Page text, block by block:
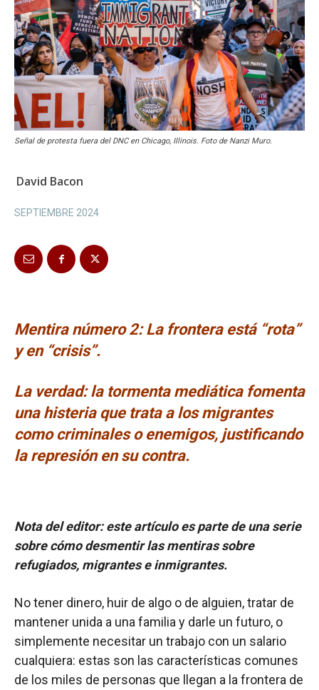
Señal de protesta fuera del DNC en Chicago, Illinois. Foto de Nanzi Muro.
David Bacon
SEPTIEMBRE 2024
Mentira número 2: La frontera está “rota”
y en “crisis”.
La verdad: la tormenta mediática fomenta
una histeria que trata a los migrantes
como criminales o enemigos, justificando
la represión en su contra.
Nota del editor: este artículo es parte de una serie
sobre cómo desmentir las mentiras sobre
refugiados, migrantes e inmigrantes.
No tener dinero, huir de algo o de alguien, tratar de
mantener unida a una familia y darle un futuro, o
simplemente necesitar un trabajo con un salario
cualquiera: estas son las características comunes
de los miles de personas que llegan a la frontera de